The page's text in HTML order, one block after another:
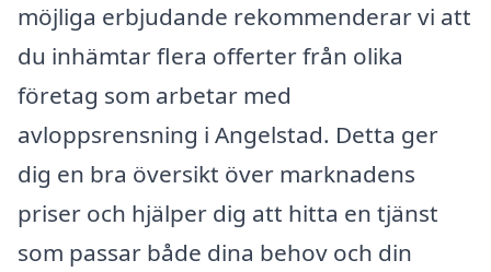
möjliga erbjudande rekommenderar vi att
du inhämtar flera offerter från olika
företag som arbetar med
avloppsrensning i Angelstad. Detta ger
dig en bra översikt över marknadens
priser och hjälper dig att hitta en tjänst
som passar både dina behov och din